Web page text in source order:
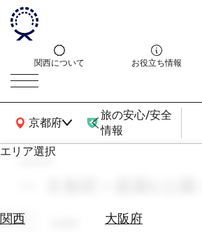
関西について お役立ち情報
京都府
関西広域MAP
旅の安心/安全
情報
エリア選択
関西 大阪府
エ
search
エリア